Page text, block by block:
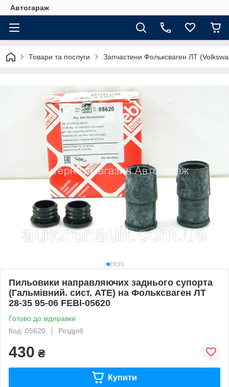
Автогараж
Товари та послуги Запчастини Фольксваген ЛТ
Пильовики направляючих заднього супорта
(Гальмівний. сист. ATE) на Фольксваген ЛТ
28-35 95-06 FEBI-05620
Готово до відправки
Код: 05620
Роздріб
430 ₴
Купити